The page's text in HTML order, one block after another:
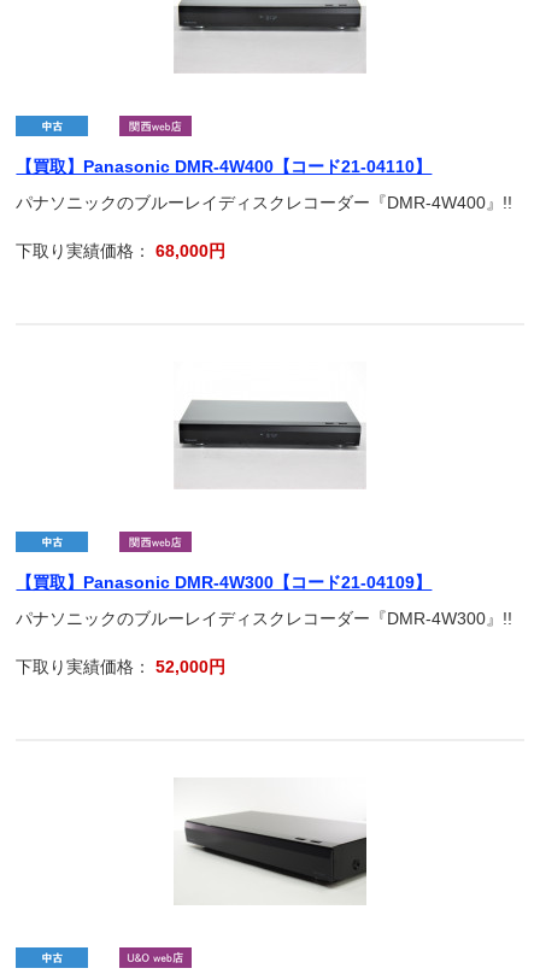
【買取】Panasonic DMR-4W400【コード21-04110】
パナソニックのブルーレイディスクレコーダー『DMR-4W400』!!
下取り実績価格：68,000円
【買取】Panasonic DMR-4W300【コード21-04109】
パナソニックのブルーレイディスクレコーダー『DMR-4W300』!!
下取り実績価格：52,000円